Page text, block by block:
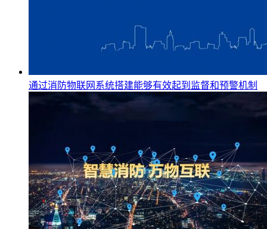
通过消防物联网系统搭建能够有效起到监督和预警机制